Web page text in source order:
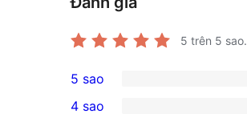
5 trên 5 sao.
2
5-
5 sao
4 sao